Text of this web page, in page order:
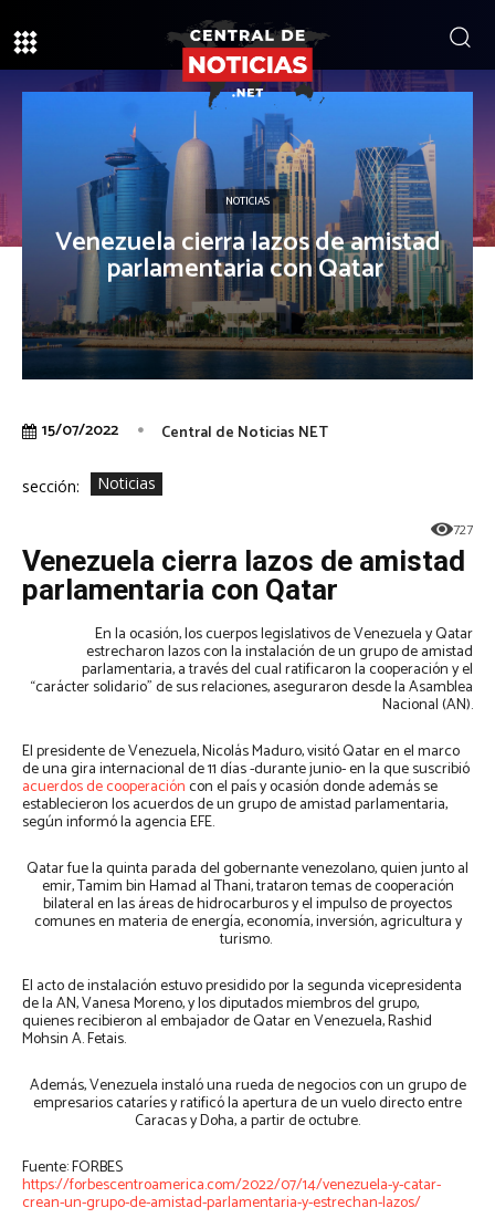
NOTICIAS
Venezuela cierra lazos de amistad
parlamentaria con Qatar
15/07/2022 Central de Noticias NET
sección: Noticias
727
Venezuela cierra lazos de amistad
parlamentaria con Qatar
En la ocasión, los cuerpos legislativos de Venezuela y Qatar
estrecharon lazos con la instalación de un grupo de amistad
parlamentaria, a través del cual ratificaron la cooperación y el
“carácter solidario” de sus relaciones, aseguraron desde la Asamblea
Nacional (AN).
El presidente de Venezuela, Nicolás Maduro, visitó Qatar en el marco
de una gira internacional de 11 días -durante junio- en la que suscribió
acuerdos de cooperacióncon el país y ocasión donde además se
establecieron los acuerdos de un grupo de amistad parlamentaria,
según informó la agencia EFE.
Qatar fue la quinta parada del gobernante venezolano, quien junto al
emir, Tamim bin Hamad al Thani, trataron temas de cooperación
bilateral en las áreas de hidrocarburos y el impulso de proyectos
comunes en materia de energía, economía, inversión, agricultura y
turismo.
El acto de instalación estuvo presidido por la segunda vicepresidenta
de la AN, Vanesa Moreno, y los diputados miembros del grupo,
quienes recibieron al embajador de Qatar en Venezuela, Rashid
Mohsin A. Fetais.
Además, Venezuela instaló una rueda de negocios con un grupo de
empresarios cataríes y ratificó la apertura de un vuelo directo entre
Caracas y Doha, a partir de octubre.
Fuente: FORBES
https://forbescentroamerica.com/2022/07/14/venezuela-y-catar-
crean-un-grupo-de-amistad-parlamentaria-y-estrechan-lazos/